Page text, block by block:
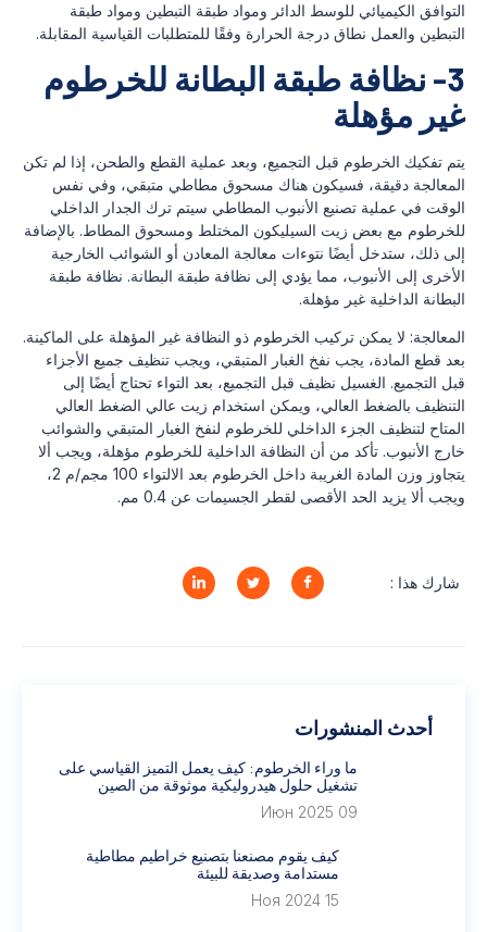
التوافق الكيميائي للوسط الدائر ومواد طبقة التبطين ومواد طبقة
التبطين والعمل نطاق درجة الحرارة وفقًا للمتطلبات القياسية المقابلة.
3- نظافة طبقة البطانة للخرطوم
غير مؤهلة
يتم تفكيك الخرطوم قبل التجميع، وبعد عملية القطع والطحن، إذا لم تكن
المعالجة دقيقة، فسيكون هناك مسحوق مطاطي متبقي، وفي نفس
الوقت في عملية تصنيع الأنبوب المطاطي سيتم ترك الجدار الداخلي
للخرطوم مع بعض زيت السيليكون المختلط ومسحوق المطاط. بالإضافة
إلى ذلك، ستدخل أيضًا نتوءات معالجة المعادن أو الشوائب الخارجية
الأخرى إلى الأنبوب، مما يؤدي إلى نظافة طبقة البطانة. نظافة طبقة
البطانة الداخلية غير مؤهلة.
المعالجة: لا يمكن تركيب الخرطوم ذو النظافة غير المؤهلة على الماكينة.
بعد قطع المادة، يجب نفخ الغبار المتبقي، ويجب تنظيف جميع الأجزاء
قبل التجميع. الغسيل نظيف قبل التجميع، بعد التواء تحتاج أيضًا إلى
التنظيف بالضغط العالي، ويمكن استخدام زيت عالي الضغط العالي
المتاح لتنظيف الجزء الداخلي للخرطوم لنفخ الغبار المتبقي والشوائب
خارج الأنبوب. تأكد من أن النظافة الداخلية للخرطوم مؤهلة، ويجب ألا
يتجاوز وزن المادة الغريبة داخل الخرطوم بعد الالتواء 100 مجم/م 2،
ويجب ألا يزيد الحد الأقصى لقطر الجسيمات عن 0.4 مم.
شارك هذا :
أحدث المنشورات
ما وراء الخرطوم: كيف يعمل التميز القياسي على
تشغيل حلول هيدروليكية موثوقة من الصين
09 Июн 2025
كيف يقوم مصنعنا بتصنيع خراطيم مطاطية
مستدامة وصديقة للبيئة
15 Ноя 2024